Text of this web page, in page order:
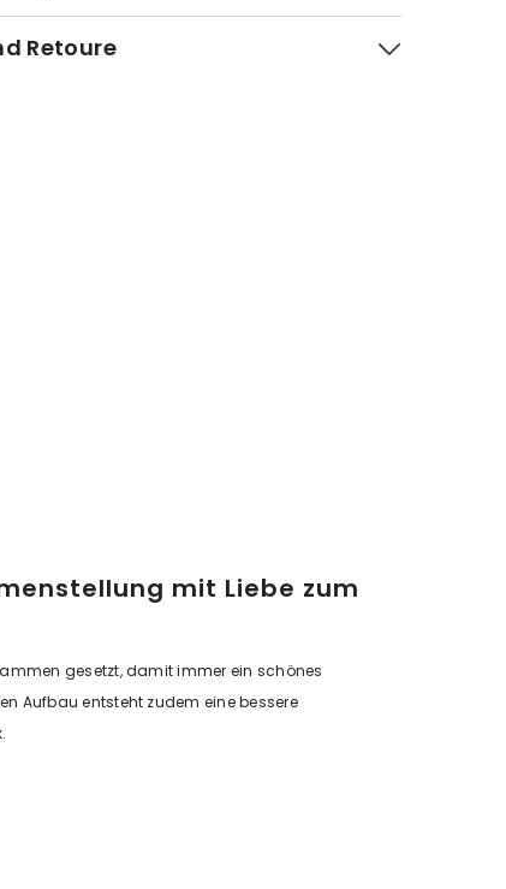
Retoure
mit Liebe zum
gesetzt, damit immer ein schönes
Aufbau entsteht zudem eine bessere